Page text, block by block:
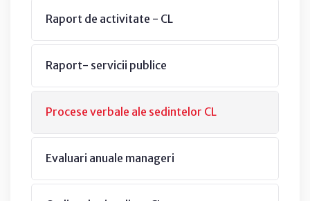
Raport de activitate - CL
Raport- servicii publice
Procese verbale ale sedintelor CL
Evaluari anuale manageri